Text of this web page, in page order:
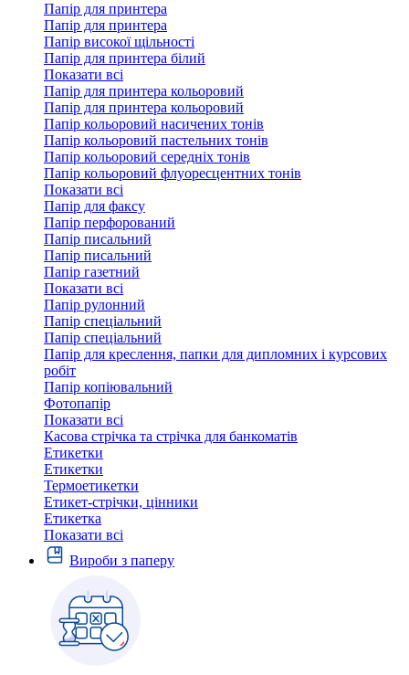
Папір для принтера
Папір для принтера
Папір високої щільності
Папір для принтера білий
Показати всі
Папір для принтера кольоровий
Папір для принтера кольоровий
Папір кольоровий насичених тонів
Папір кольоровий пастельних тонів
Папір кольоровий середніх тонів
Папір кольоровий флуоресцентних тонів
Показати всі
Папір для факсу
Папір перфорований
Папір писальний
Папір писальний
Папір газетний
Показати всі
Папір рулонний
Папір спеціальний
Папір спеціальний
Папір для креслення, папки для дипломних і курсових
робіт
Папір копіювальний
Фотопапір
Показати всі
Касова стрічка та стрічка для банкоматів
Етикетки
Етикетки
Термоетикетки
Етикет-стрічки, цінники
Етикетка
Показати всі
Вироби з паперу